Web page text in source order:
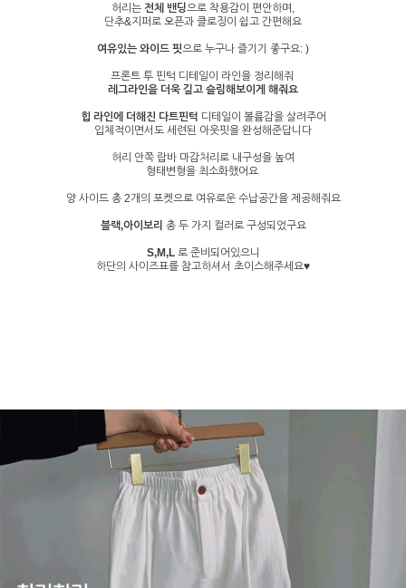
허리는 전체 밴딩으로 착용감이 편안하며,
단추&지퍼로 오픈과 클로징이 쉽고 간편해요
여유있는 와이드 핏으로 누구나 즐기기 좋구요: )
프론트 투 핀턱 디테일이 라인을 정리해줘
레그라인을 더욱 길고 슬림해보이게 해줘요
힙 라인에 더해진 다트핀턱 디테일이 볼륨감을 살려주어
입체적이면서도 세련된 아웃핏을 완성해준답니다
허리 안쪽 랍바 마감처리로 내구성을 높여
형태변형을 최소화했어요
양 사이드 총 2개의 포켓으로 여유로운 수납공간을 제공해줘요
블랙,아이보리 총 두 가지 컬러로 구성되었구요
S,M,L로 준비되어있으니
하단의 사이즈표를 참고하셔서 초이스해주세요♥